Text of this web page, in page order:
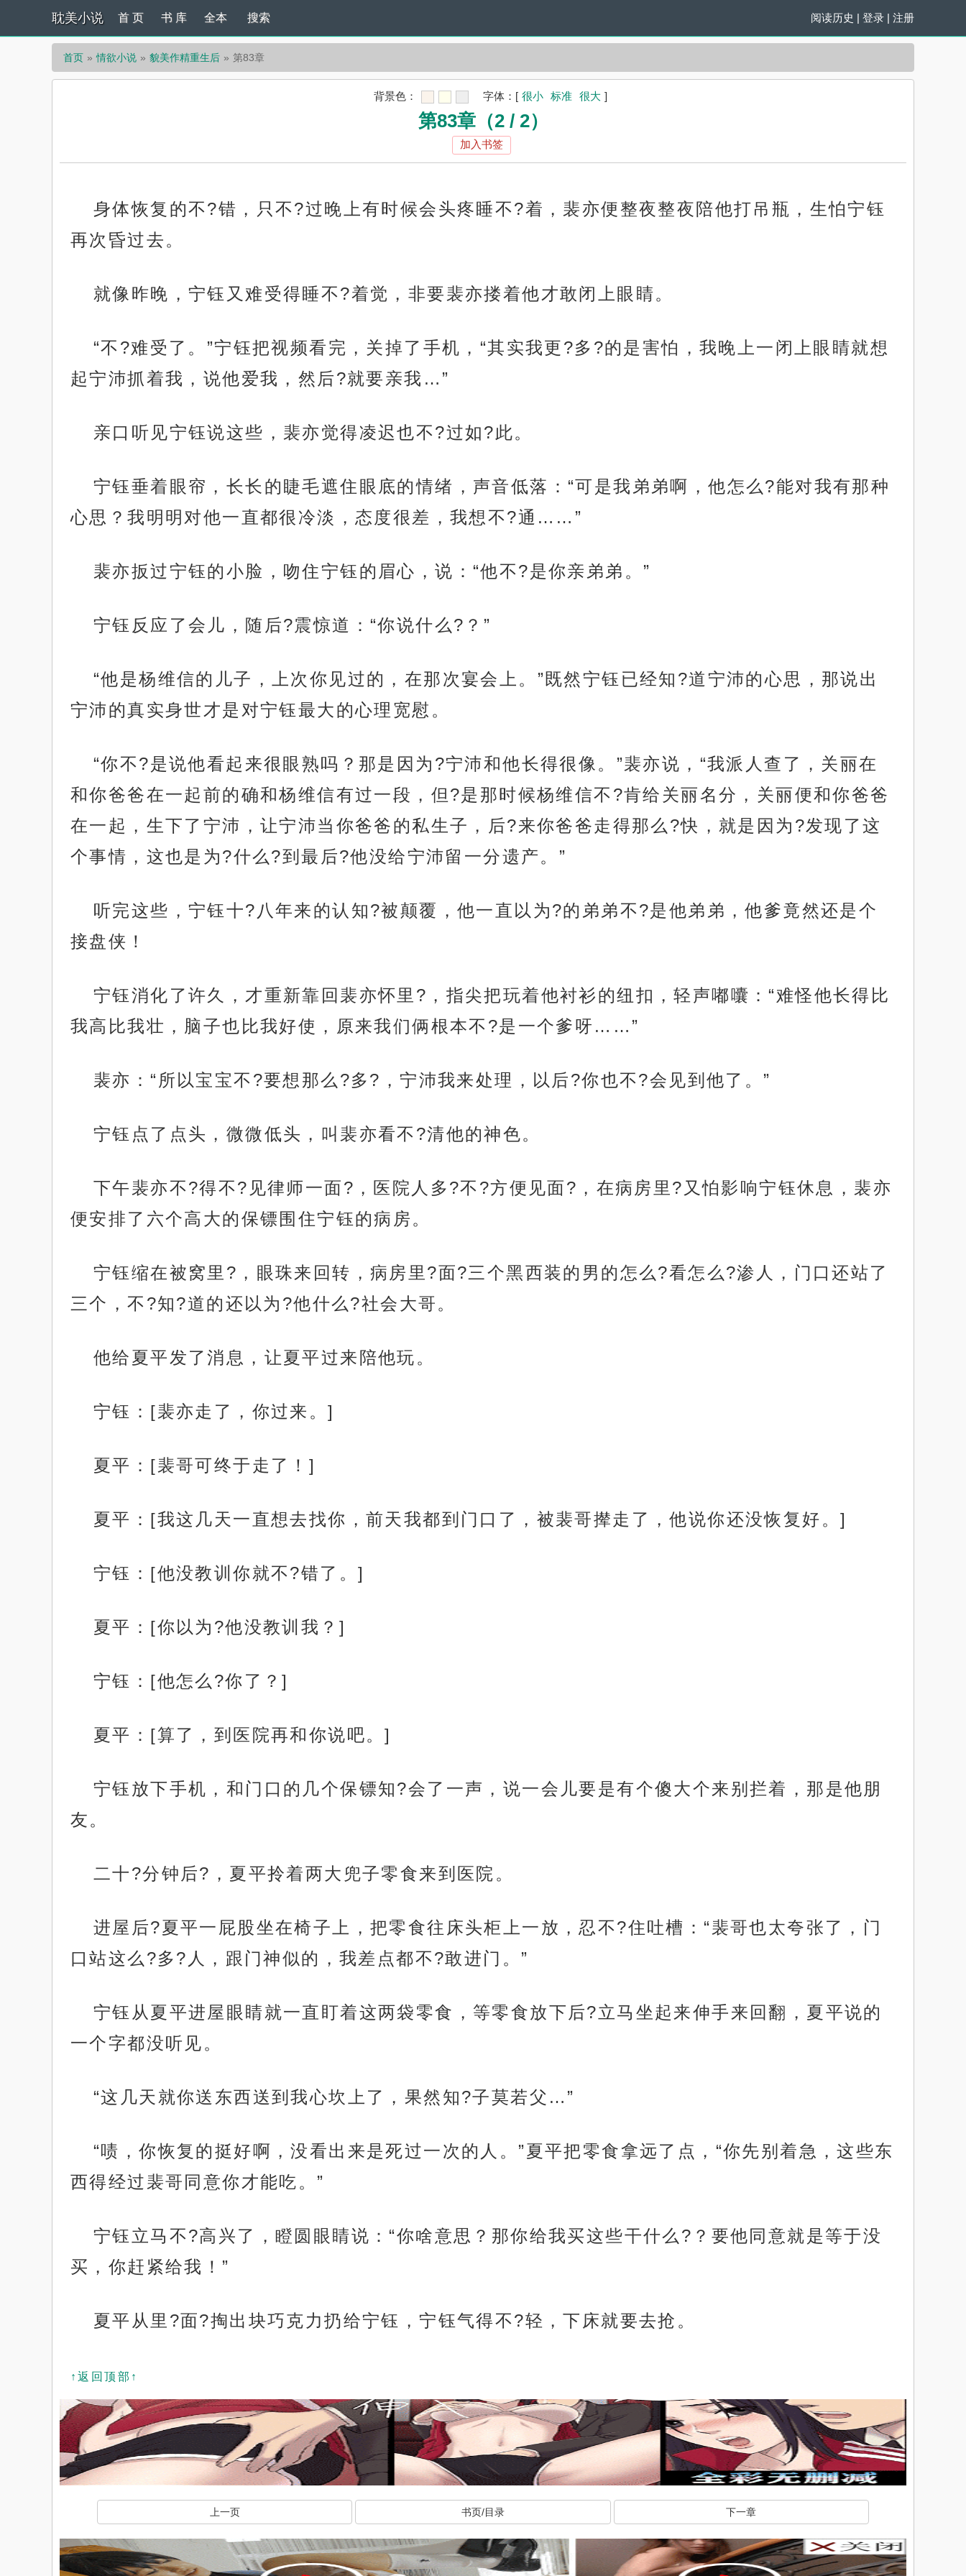
耽美小说 阅读历史 | 登录 | 注册
首 页 书 库 全本 搜索
首页 情欲小说 貌美作精重生后 第83章
背景色： 字体： [ 很小 标准 很大 ]
第83章（2 / 2）
加入书签
身体恢复的不?错，只不?过晚上有时候会头疼睡不?着，裴亦便整夜整夜陪他打吊瓶，生怕宁钰
再次昏过去。
就像昨晚，宁钰又难受得睡不?着觉，非要裴亦搂着他才敢闭上眼睛。
“不?难受了。”宁钰把视频看完，关掉了手机，“其实我更?多?的是害怕，我晚上一闭上眼睛就想
起宁沛抓着我，说他爱我，然后?就要亲我…”
亲口听见宁钰说这些，裴亦觉得凌迟也不?过如?此。
宁钰垂着眼帘，长长的睫毛遮住眼底的情绪，声音低落：“可是我弟弟啊，他怎么?能对我有那种
心思？我明明对他一直都很冷淡，态度很差，我想不?通……”
裴亦扳过宁钰的小脸，吻住宁钰的眉心，说：“他不?是你亲弟弟。”
宁钰反应了会儿，随后?震惊道：“你说什么?？”
“他是杨维信的儿子，上次你见过的，在那次宴会上。”既然宁钰已经知?道宁沛的心思，那说出
宁沛的真实身世才是对宁钰最大的心理宽慰。
“你不?是说他看起来很眼熟吗？那是因为?宁沛和他长得很像。”裴亦说，“我派人查了，关丽在
和你爸爸在一起前的确和杨维信有过一段，但?是那时候杨维信不?肯给关丽名分，关丽便和你爸爸
在一起，生下了宁沛，让宁沛当你爸爸的私生子，后?来你爸爸走得那么?快，就是因为?发现了这
个事情，这也是为?什么?到最后?他没给宁沛留一分遗产。”
听完这些，宁钰十?八年来的认知?被颠覆，他一直以为?的弟弟不?是他弟弟，他爹竟然还是个
接盘侠！
宁钰消化了许久，才重新靠回裴亦怀里?，指尖把玩着他衬衫的纽扣，轻声嘟囔：“难怪他长得比
我高比我壮，脑子也比我好使，原来我们俩根本不?是一个爹呀……”
裴亦：“所以宝宝不?要想那么?多?，宁沛我来处理，以后?你也不?会见到他了。”
宁钰点了点头，微微低头，叫裴亦看不?清他的神色。
下午裴亦不?得不?见律师一面?，医院人多?不?方便见面?，在病房里?又怕影响宁钰休息，裴亦
便安排了六个高大的保镖围住宁钰的病房。
宁钰缩在被窝里?，眼珠来回转，病房里?面?三个黑西装的男的怎么?看怎么?渗人，门口还站了
三个，不?知?道的还以为?他什么?社会大哥。
他给夏平发了消息，让夏平过来陪他玩。
宁钰：[裴亦走了，你过来。]
夏平：[裴哥可终于走了！]
夏平：[我这几天一直想去找你，前天我都到门口了，被裴哥撵走了，他说你还没恢复好。]
宁钰：[他没教训你就不?错了。]
夏平：[你以为?他没教训我？]
宁钰：[他怎么?你了？]
夏平：[算了，到医院再和你说吧。]
宁钰放下手机，和门口的几个保镖知?会了一声，说一会儿要是有个傻大个来别拦着，那是他朋
友。
二十?分钟后?，夏平拎着两大兜子零食来到医院。
进屋后?夏平一屁股坐在椅子上，把零食往床头柜上一放，忍不?住吐槽：“裴哥也太夸张了，门
口站这么?多?人，跟门神似的，我差点都不?敢进门。”
宁钰从夏平进屋眼睛就一直盯着这两袋零食，等零食放下后?立马坐起来伸手来回翻，夏平说的
一个字都没听见。
“这几天就你送东西送到我心坎上了，果然知?子莫若父…”
“啧，你恢复的挺好啊，没看出来是死过一次的人。”夏平把零食拿远了点，“你先别着急，这些东
西得经过裴哥同意你才能吃。”
宁钰立马不?高兴了，瞪圆眼睛说：“你啥意思？那你给我买这些干什么?？要他同意就是等于没
买，你赶紧给我！”
夏平从里?面?掏出块巧克力扔给宁钰，宁钰气得不?轻，下床就要去抢。
↑返回顶部↑
上一页 书页/目录 下一章